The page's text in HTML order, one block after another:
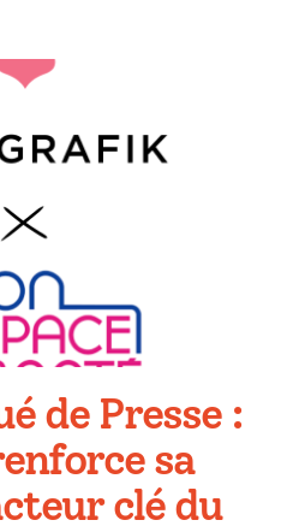
de Presse :
sa
clé du